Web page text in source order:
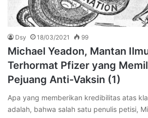
Dsy 18/03/2021 99
Michael Yeadon, Mantan
Terhormat Pfizer yang
Pejuang Anti-Vaksin (1)
Apa yang memberikan kredibilitas atas
adalah, bahwa salah satu penulis petisi,